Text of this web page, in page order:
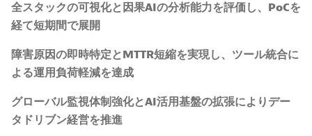
全スタックの可視化と因果AIの分析能力を評価し、PoCを
経て短期間で展開
障害原因の即時特定とMTTR短縮を実現し、ツール統合に
よる運用負荷軽減を達成
グローバル監視体制強化とAI活用基盤の拡張によりデー
タドリブン経営を推進